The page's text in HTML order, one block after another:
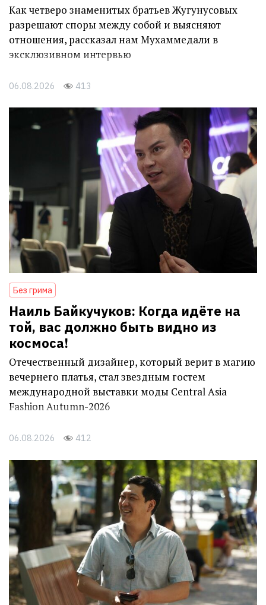
Как четверо знаменитых братьев Жугунусовых
разрешают споры между собой и выясняют
отношения, рассказал нам Мухаммедали в
эксклюзивном интервью
06.08.2026 413
Без грима
Наиль Байкучуков: Когда идёте на
той, вас должно быть видно из
космоса!
Отечественный дизайнер, который верит в магию
вечернего платья, стал звездным гостем
международной выставки моды Central Asia
Fashion Autumn-2026
06.08.2026 412